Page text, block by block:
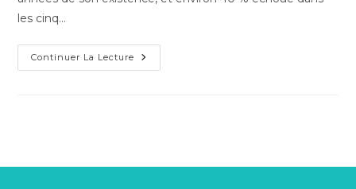
les cinq…
Continuer La Lecture Guide
De